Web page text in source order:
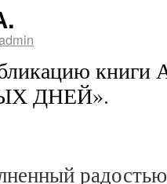
книги
ДНЕЙ».